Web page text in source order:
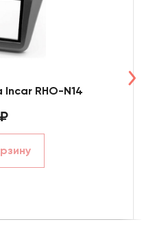
RHO-N14